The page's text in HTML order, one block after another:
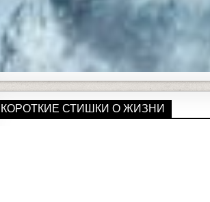
КОРОТКИЕ СТИШКИ О ЖИЗНИ